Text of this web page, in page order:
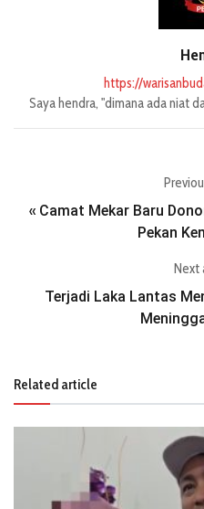
https://
Saya hendra, "dimana ada niat
« Camat Mekar Baru
Pekan
Next
Terjadi Laka Lantas
Related article